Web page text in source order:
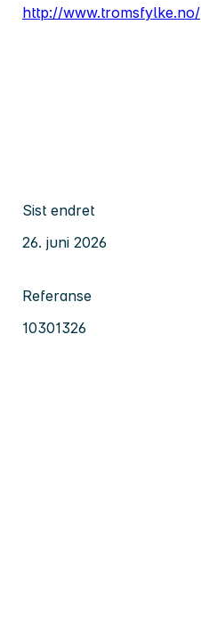
http://www.tromsfylke.no/
Sist endret
26. juni 2026
Referanse
10301326